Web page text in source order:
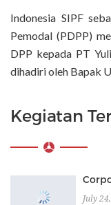
Indonesia SIPF
Pemodal (PDPP)
DPP kepada PT
dihadiri oleh Bapak
Kegiatan
July